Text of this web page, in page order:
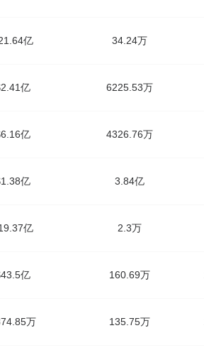
亿 34.24万
亿 6225.53万
亿 4326.76万
亿 3.84亿
亿 2.3万
亿 160.69万
万 135.75万